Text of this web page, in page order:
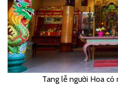
Tang lễ người Hoa có